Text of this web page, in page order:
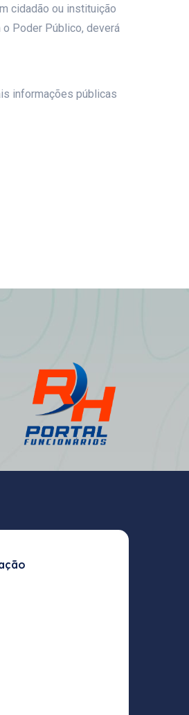
cidadão ou instituição
Poder Público, deverá
informações públicas